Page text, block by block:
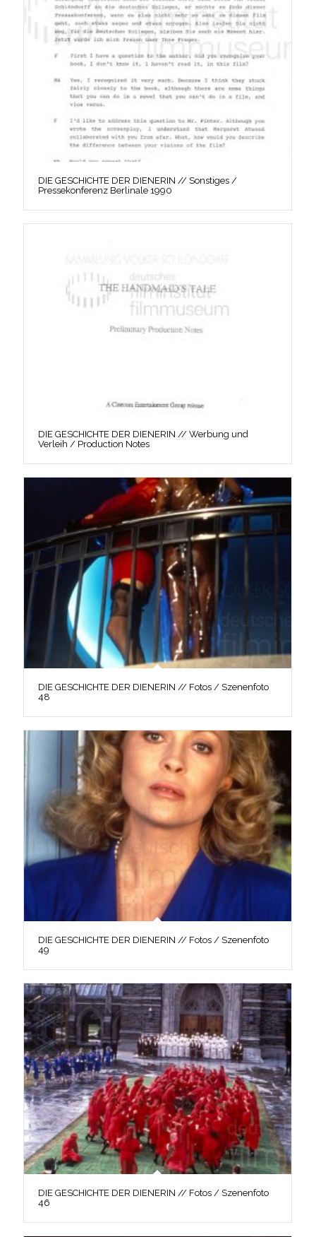
DIE GESCHICHTE DER DIENERIN // Sonstiges /
Pressekonferenz Berlinale 1990
DIE GESCHICHTE DER DIENERIN // Werbung und
Verleih / Production Notes
DIE GESCHICHTE DER DIENERIN // Fotos / Szenenfoto
48
DIE GESCHICHTE DER DIENERIN // Fotos / Szenenfoto
49
DIE GESCHICHTE DER DIENERIN // Fotos / Szenenfoto
46